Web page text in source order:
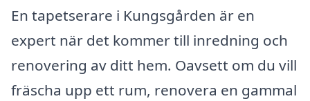
En tapetserare i Kungsgården är en
expert när det kommer till inredning och
renovering av ditt hem. Oavsett om du vill
fräscha upp ett rum, renovera en gammal